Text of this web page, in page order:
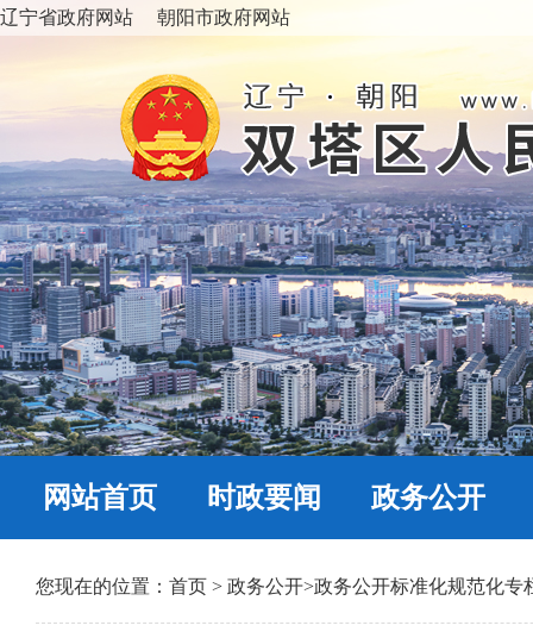
辽宁省政府网站 朝阳市政府网站
网站首页 时政要闻 政务公开
您现在的位置： 首页 > 政务公开>政务公开标准化规范化专